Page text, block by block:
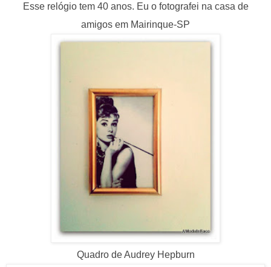
Esse relógio tem 40 anos. Eu o fotografei na casa de
amigos em Mairinque-SP
Quadro de Audrey Hepburn